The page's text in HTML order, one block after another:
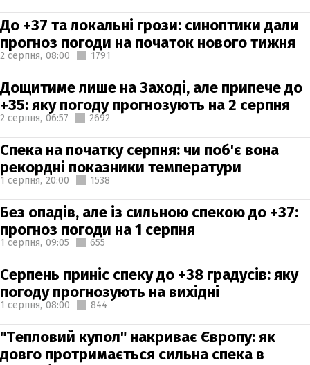
До +37 та локальні грози: синоптики дали
прогноз погоди на початок нового тижня
2 серпня, 08:00 1791
Дощитиме лише на Заході, але припече до
+35: яку погоду прогнозують на 2 серпня
2 серпня, 06:57 2692
Спека на початку серпня: чи поб'є вона
рекордні показники температури
1 серпня, 20:00 1538
Без опадів, але із сильною спекою до +37:
прогноз погоди на 1 серпня
1 серпня, 09:05 655
Серпень приніс спеку до +38 градусів: яку
погоду прогнозують на вихідні
1 серпня, 08:00 844
"Тепловий купол" накриває Європу: як
довго протримається сильна спека в